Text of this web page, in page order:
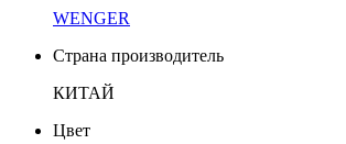
WENGER
Страна производитель
КИТАЙ
Цвет